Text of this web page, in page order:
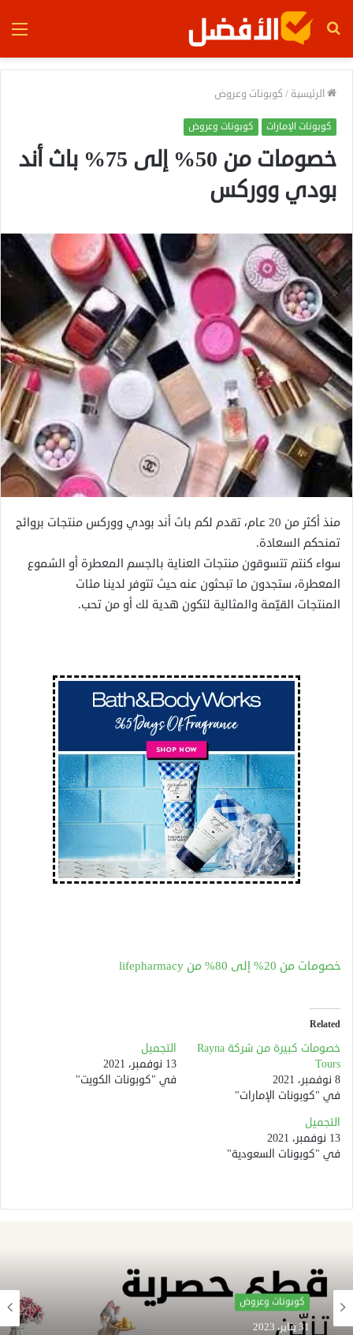
بحث
الرئيسية / كوبونات وعروض
كوبونات الإمارات كوبونات وعروض
خصومات من 50% إلى 75% باث أند
بودي ووركس
منذ أكثر من 20 عام، تقدم لكم باث أند بودي ووركس منتجات بروائح
تمنحكم السعادة.
سواء كنتم تتسوقون منتجات العناية بالجسم المعطرة أو الشموع
المعطرة، ستجدون ما تبحثون عنه حيث تتوفر لدينا مئات
المنتجات القيّمة والمثالية لتكون هدية لك أو من تحب.
خصومات من 20% إلى 80% من lifepharmacy
Related
خصومات كبيرة من شركة Rayna
Tours
8 نوفمبر، 2021
في "كوبونات الإمارات"
التجميل
13 نوفمبر، 2021
في "كوبونات الكويت"
التجميل
13 نوفمبر، 2021
في "كوبونات السعودية"
كوبونات وعروض
31 يناير، 2023